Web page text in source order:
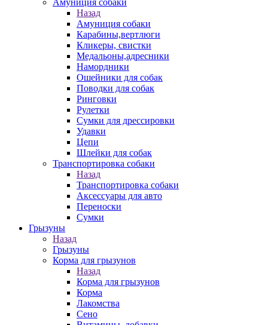
Амуниция собаки
Назад
Амуниция собаки
Карабины,вертлюги
Кликеры, свистки
Медальоны,адресники
Намордники
Ошейники для собак
Поводки для собак
Ринговки
Рулетки
Сумки для дрессировки
Удавки
Цепи
Шлейки для собак
Транспортировка собаки
Назад
Транспортировка собаки
Аксессуары для авто
Переноски
Сумки
Грызуны
Назад
Грызуны
Корма для грызунов
Назад
Корма для грызунов
Корма
Лакомства
Сено